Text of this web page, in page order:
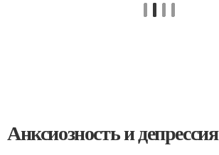
Анксиозность и депрессия